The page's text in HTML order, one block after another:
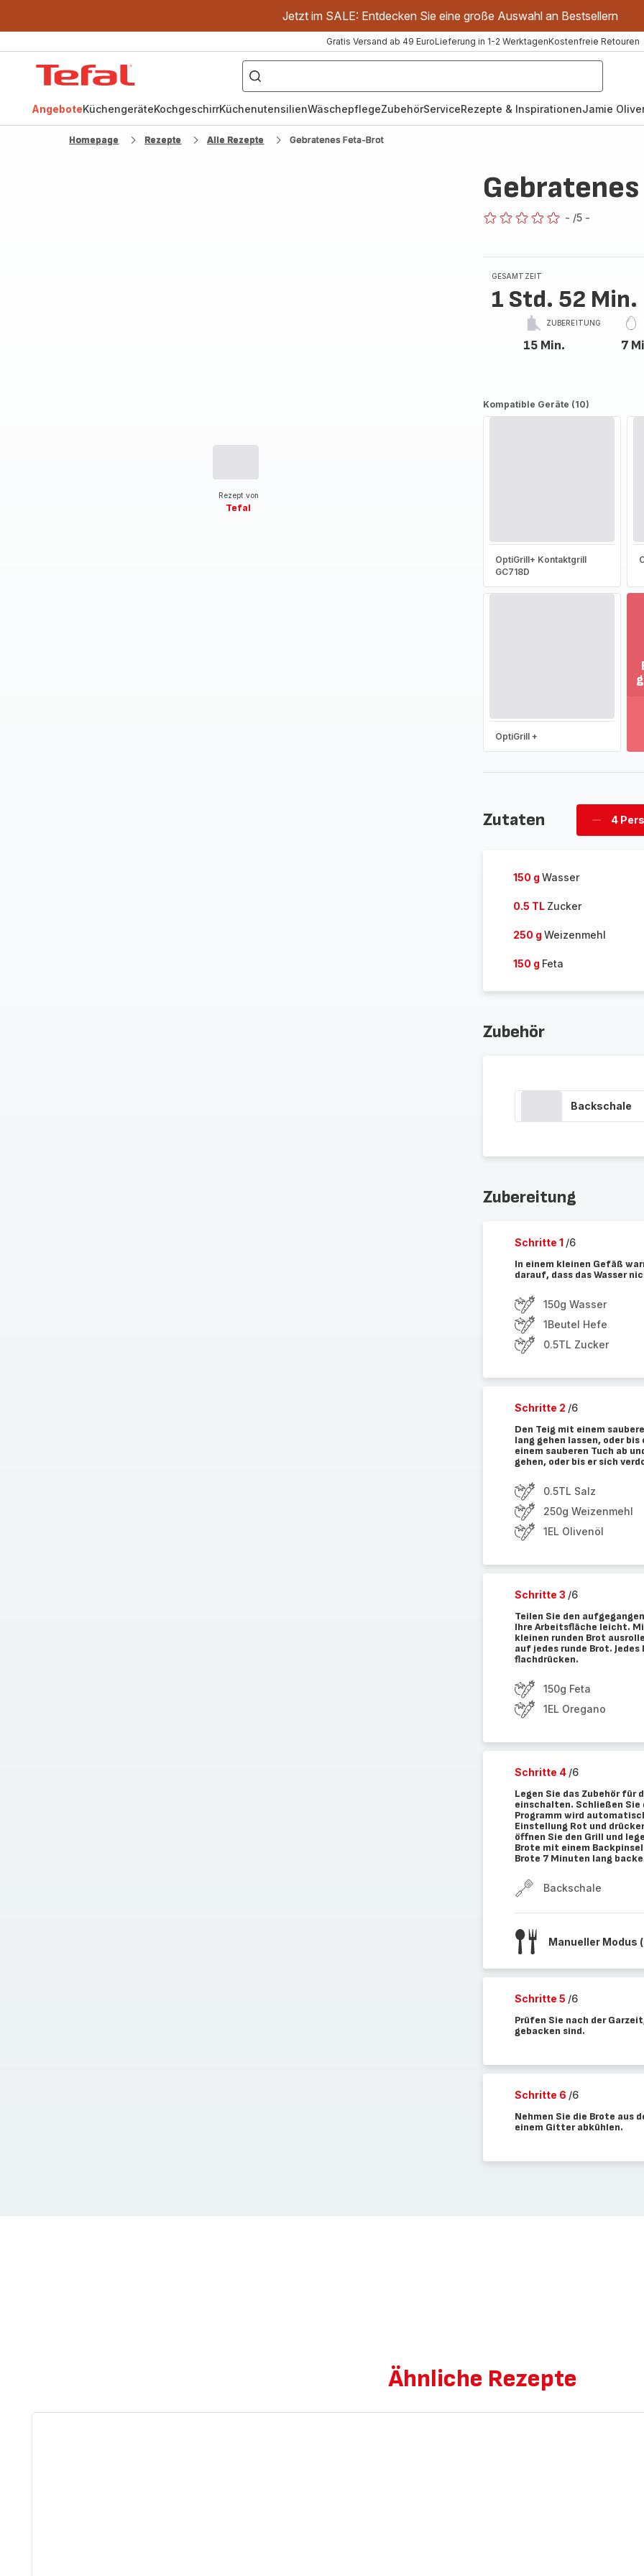
Jetzt im SALE: Entdecken Sie eine große Auswahl an Bestsellern
Gratis Versand ab 49 EuroLieferung in 1-2 WerktagenKostenfreie Retouren
["OptiGrill","Easy
Fry","Pfanne"]
AngeboteKüchengeräteKochgeschirrKüchenutensilienWäschepflegeZubehörServiceRezepte & InspirationenJamie
Homepage Rezepte Alle Rezepte Gebratenes Feta-Brot
Rezept von
Tefal
- /5 -
GESAMTZEIT
1 Std. 52 Min.
ZUBEREITUNG
15 Min. 7
Kompatible Geräte (10)
OptiGrill+ Kontaktgrill
GC718D
OptiGrill +
-
Zutaten
Personen
4
150 g Wasser
0.5 TL Zucker
250 g Weizenmehl
150 g Feta
Zubehör
Backschale
Zubereitung
Schritte 1 /6
In einem kleinen Gefäß
darauf, dass das Wasser
150g Wasser
1Beutel Hefe
0.5TL Zucker
Schritte 2 /6
Den Teig mit einem
lang gehen lassen, oder
einem sauberen Tuch ab
gehen, oder bis er sich
0.5TL Salz
250g Weizenmehl
1EL Olivenöl
Schritte 3 /6
Teilen Sie den
Ihre Arbeitsfläche leicht.
kleinen runden Brot
auf jedes runde Brot.
flachdrücken.
150g Feta
1EL Oregano
Schritte 4 /6
Legen Sie das Zubehör für
einschalten. Schließen Sie
Programm wird
Einstellung Rot und
öffnen Sie den Grill und
Brote mit einem
Brote 7 Minuten lang
Backschale
Manueller Modus
Schritte 5 /6
Prüfen Sie nach der
gebacken sind.
Schritte 6 /6
Nehmen Sie die Brote aus
einem Gitter abkühlen.
Ähnliche Rezepte